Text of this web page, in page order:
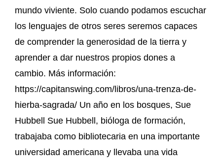
mundo viviente. Solo cuando podamos escuchar
los lenguajes de otros seres seremos capaces
de comprender la generosidad de la tierra y
aprender a dar nuestros propios dones a
cambio. Más información:
https://capitanswing.com/libros/una-trenza-de-
hierba-sagrada/ Un año en los bosques, Sue
Hubbell Sue Hubbell, bióloga de formación,
trabajaba como bibliotecaria en una importante
universidad americana y llevaba una vida